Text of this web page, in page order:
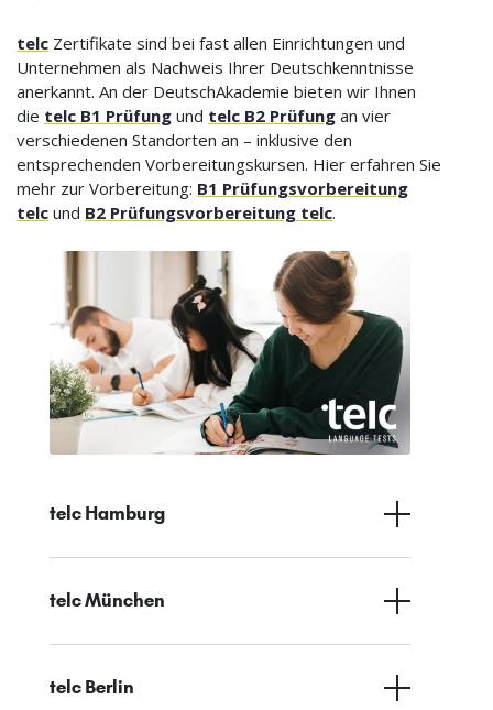
telc Zertifikate sind bei fast allen Einrichtungen und
Unternehmen als Nachweis Ihrer Deutschkenntnisse
anerkannt. An der DeutschAkademie bieten wir Ihnen
die telc B1 Prüfung und telc B2 Prüfung an vier
verschiedenen Standorten an – inklusive den
entsprechenden Vorbereitungskursen. Hier erfahren Sie
mehr zur Vorbereitung: B1 Prüfungsvorbereitung
telc und B2 Prüfungsvorbereitung telc.
telc Hamburg
telc München
telc Berlin